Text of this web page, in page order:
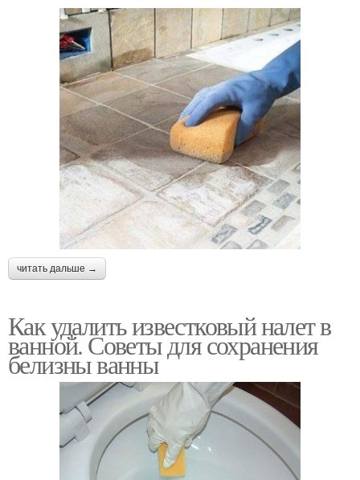
читать дальше →
Как удалить известковый налет в
ванной. Советы для сохранения
белизны ванны